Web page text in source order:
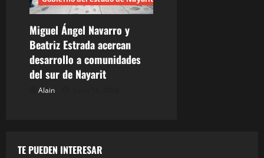
Miguel Ángel Navarro y
Beatriz Estrada acercan
desarrollo a comunidades
del sur de Nayarit
Alain
TE PUEDEN INTERESAR